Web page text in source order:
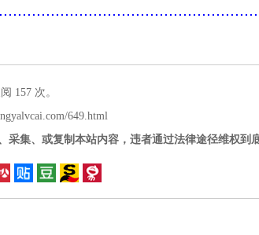
157 次。
649.html
采集、或复制本站内容，违者通过法律途径维权到